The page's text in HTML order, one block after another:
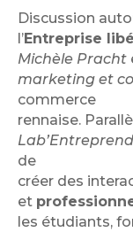
Discussion
l’Entreprise
Michèle Pracht
marketing et
commerce
rennaise.
de
créer des
et
les étudiants,